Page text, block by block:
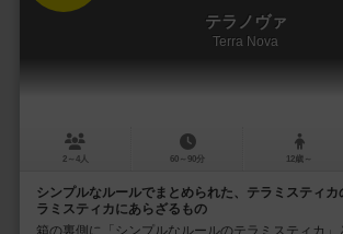
テラノヴァ
Terra Nova
2～4人 60～90分 12歳～
シンプルなルールでまとめられた、テラミスティ
ラミスティカにあらざるもの
箱の裏側に「シンプルなルールのテラミスティカ」